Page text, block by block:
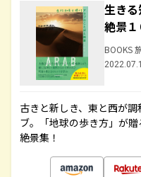
生き
絶景１
BOOKS
古きと新しき、東と西が
ブ。「地球の歩き方」が
絶景集！